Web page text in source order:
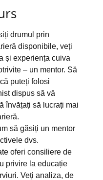
drumul prin
disponibile, veți
și experiența cuiva
– un mentor. Să
puteți folosi
dispus să vă
învățați să lucrați mai
să găsiți un mentor
dvs.
oferi consiliere de
privire la educație
Veți analiza, de